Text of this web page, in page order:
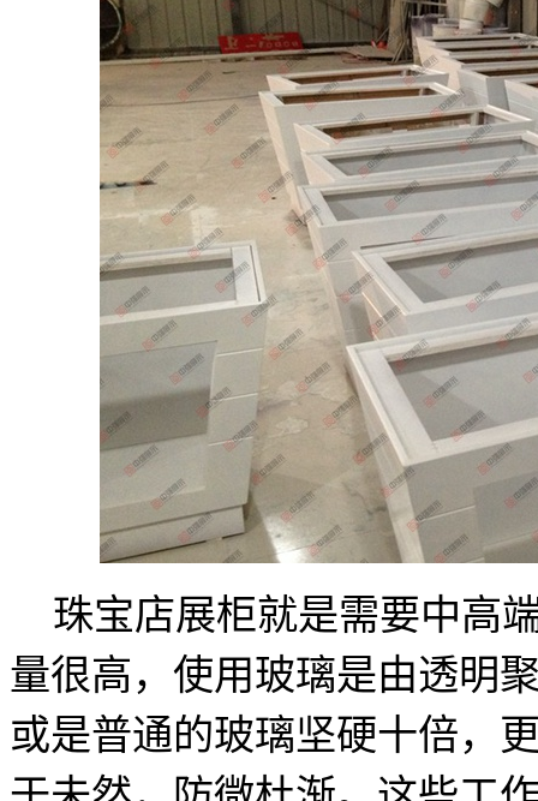
珠宝店展柜就是需要中高
量很高，使用玻璃是由透明
或是普通的玻璃坚硬十倍，